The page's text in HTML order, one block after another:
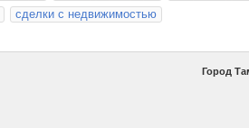
сделки с недвижимостью
Город